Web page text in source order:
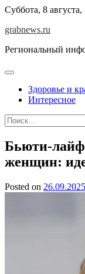
Skip
content
Суббота, 8 августа,
grabnews.ru
Региональный
Здоровье и
Интересное
Найти:
Бьюти-
женщин:
Posted on 26.09.2025